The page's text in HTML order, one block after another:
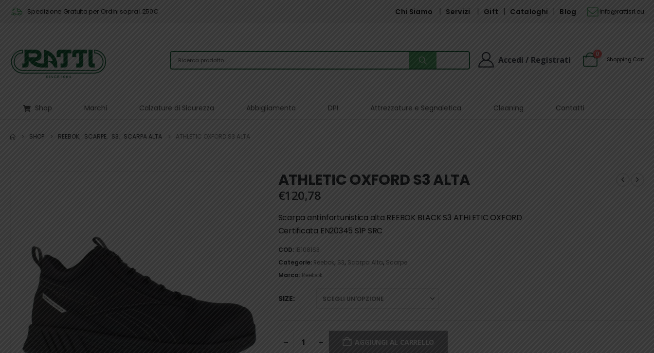
Spedizione Gratuita per Ordini sopra i 250€ Chi Siamo Servizi Gift Cataloghi Blog info@rattisrl.eu
Accedi / Registrati
0
Shopping Cart
Shop Marchi Calzature di Sicurezza Abbigliamento DPI Attrezzature e Segnaletica Cleaning Contatti
SHOP REEBOK, SCARPE, S3 SCARPA ALTA ATHLETIC OXFORD S3 ALTA
ATHLETIC OXFORD S3 ALTA
€120,78
Scarpa antinfortunistica alta REEBOK BLACK S3 ATHLETIC OXFORD
Certificata EN20345 S1P SRC
COD: IB1081S3
Categorie: Reebok, S3, Scarpa Alta, Scarpe
Marca: Reebok
SIZE
AGGIUNGI AL CARRELLO